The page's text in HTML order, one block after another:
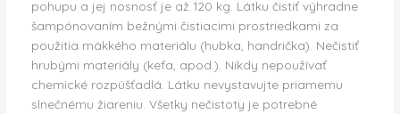
pohupu a jej nosnosť je až 120 kg. Látku čistiť výhradne
šampónovaním bežnými čistiacimi prostriedkami za
použitia mäkkého materiálu (hubka, handrička). Nečistiť
hrubými materiály (kefa, apod.). Nikdy nepoužívať
chemické rozpúšťadlá. Látku nevystavujte priamemu
slnečnému žiareniu. Všetky nečistoty je potrebné